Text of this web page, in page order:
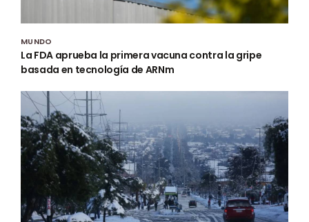
MUNDO
La FDA aprueba la primera vacuna contra la gripe
basada en tecnología de ARNm